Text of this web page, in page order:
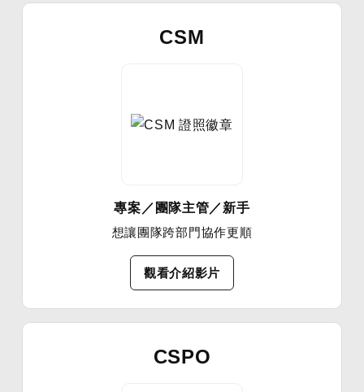
CSM
專案／團隊主管／新手
想讓團隊跨部門協作更順
觀看介紹影片
CSPO